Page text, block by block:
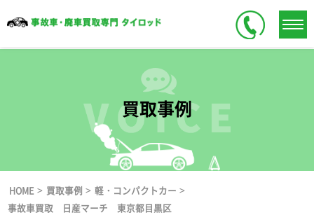
買取事例
HOME > 買取事例 > 軽・コンパクトカー >
事故車買取 日産マーチ 東京都目黒区